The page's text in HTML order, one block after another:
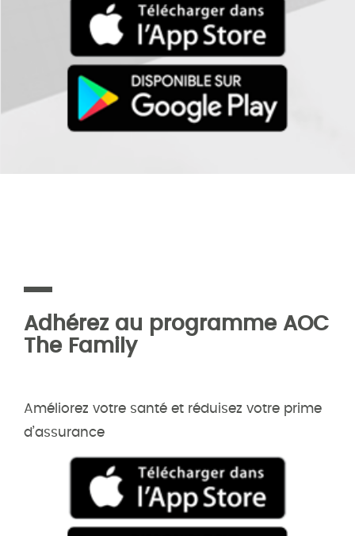
Adhérez au programme AOC
The Family
Améliorez votre santé et réduisez votre prime
d’assurance